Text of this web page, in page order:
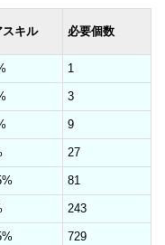
スキル 必要個数
1
3
9
27
81
243
729